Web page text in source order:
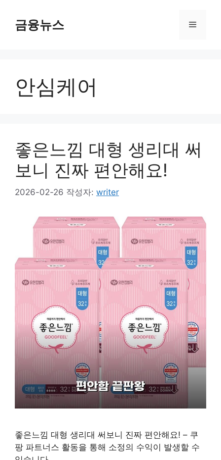
금융뉴스 메
안심케어
좋은느낌 대형 생리대 써
보니 진짜 편안해요!
2026-02-26 작성자: writer
좋은느낌 대형 생리대 써보니 진짜 편안해요! – 쿠
팡 파트너스 활동을 통해 소정의 수익이 발생할 수